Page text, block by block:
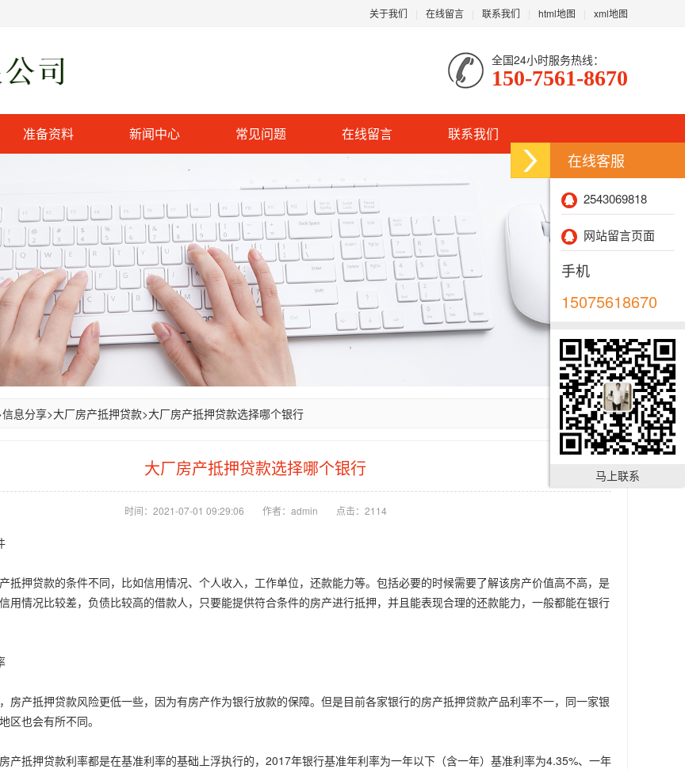
关于我们 在线留言 联系我们 html地图 xml地图
全国24小时服务热线：
150-7561-8670
准备资料 新闻中心 常见问题 在线留言 联系我们
信息分享>大厂房产抵押贷款>大厂房产抵押贷款选择哪个银行
大厂房产抵押贷款选择哪个银行
时间：2021-07-01 09:29:06 作者：admin 点击：2114
押贷款的条件不同，比如信用情况、个人收入，工作单位，还款能力等。包括必要的时候需要了解该房产价值高不高，是
用情况比较差，负债比较高的借款人，只要能提供符合条件的房产进行抵押，并且能表现合理的还款能力，一般都能在银行
产抵押贷款风险更低一些，因为有房产作为银行放款的保障。但是目前各家银行的房产抵押贷款产品利率不一，同一家银
区也会有所不同。
抵押贷款利率都是在基准利率的基础上浮执行的，2017年银行基准年利率为一年以下（含一年）基准利率为4.35%、一年
在线客服
2543069818
网站留言页面
手机
15075618670
马上联系